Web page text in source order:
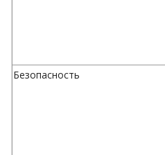
Безопасность